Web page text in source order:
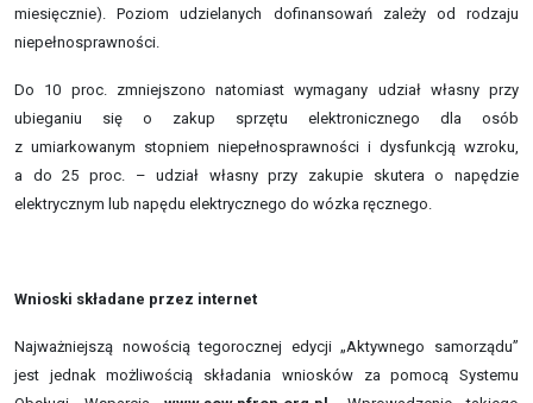
miesięcznie). Poziom udzielanych dofinansowań zależy od rodzaju
niepełnosprawności.
Do 10 proc. zmniejszono natomiast wymagany udział własny przy
ubieganiu się o zakup sprzętu elektronicznego dla osób
z umiarkowanym stopniem niepełnosprawności i dysfunkcją wzroku,
a do 25 proc. – udział własny przy zakupie skutera o napędzie
elektrycznym lub napędu elektrycznego do wózka ręcznego.
Wnioski składane przez internet
Najważniejszą nowością tegorocznej edycji „Aktywnego samorządu”
jest jednak możliwością składania wniosków za pomocą Systemu